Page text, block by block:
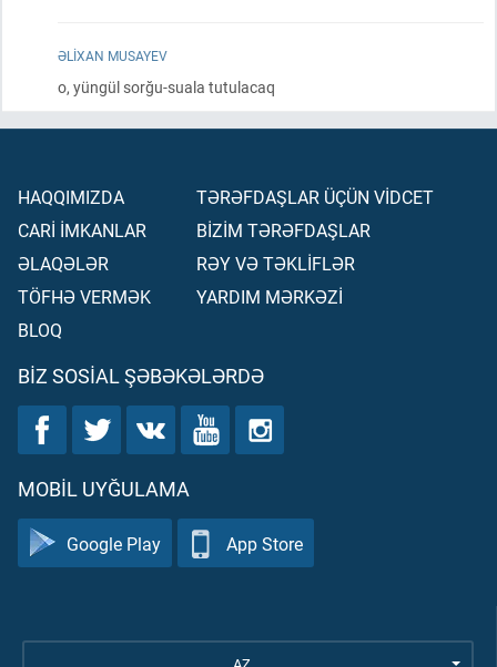
ƏLIXAN MUSAYEV
o, yüngül sorğu-suala tutulacaq
HAQQIMIZDA
CARİ İMKANLAR
ƏLAQƏLƏR
TÖFHƏ VERMƏK
BLOQ
TƏRƏFDAŞLAR ÜÇÜN VİDCET
BİZİM TƏRƏFDAŞLAR
RƏY VƏ TƏKLİFLƏR
YARDIM MƏRKƏZİ
BIZ SOSIAL ŞƏBƏKƏLƏRDƏ
MOBIL UYĞULAMA
Google Play App Store